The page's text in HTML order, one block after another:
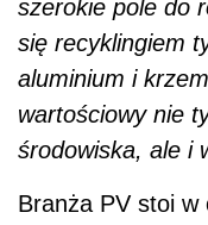
szerokie pole do
się recyklingiem
aluminium i
wartościowy nie
środowiska, ale i
Branża PV stoi w